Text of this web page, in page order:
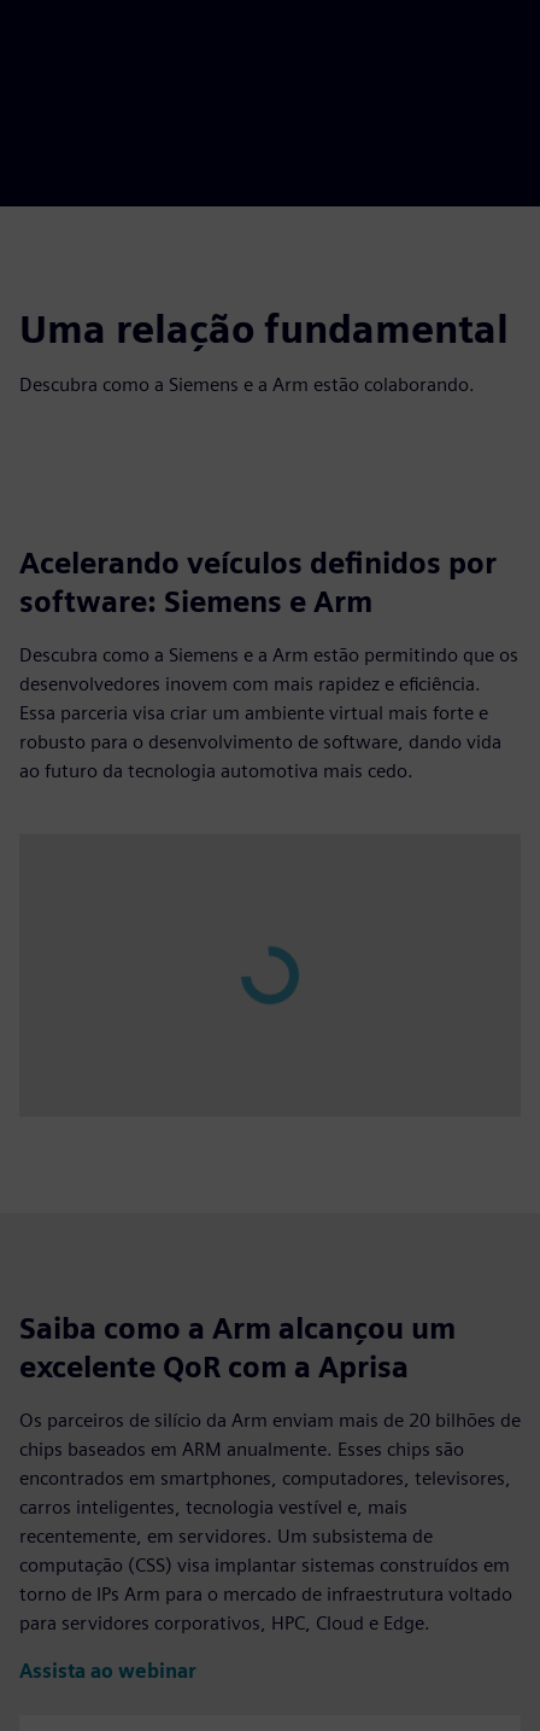
Uma relação fundamental
Descubra como a Siemens e a Arm estão colaborando.
Acelerando veículos definidos por
software: Siemens e Arm
Descubra como a Siemens e a Arm estão permitindo que os
desenvolvedores inovem com mais rapidez e eficiência.
Essa parceria visa criar um ambiente virtual mais forte e
robusto para o desenvolvimento de software, dando vida
ao futuro da tecnologia automotiva mais cedo.
Saiba como a Arm alcançou um
excelente QoR com a Aprisa
Os parceiros de silício da Arm enviam mais de 20 bilhões de
chips baseados em ARM anualmente. Esses chips são
encontrados em smartphones, computadores, televisores,
carros inteligentes, tecnologia vestível e, mais
recentemente, em servidores. Um subsistema de
computação (CSS) visa implantar sistemas construídos em
torno de IPs Arm para o mercado de infraestrutura voltado
para servidores corporativos, HPC, Cloud e Edge.
Assista ao webinar